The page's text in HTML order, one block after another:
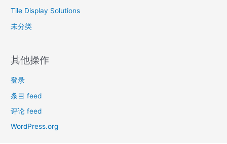
Tile Display Solutions
未分类
其他操作
登录
条目 feed
评论 feed
WordPress.org